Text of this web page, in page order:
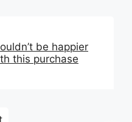
be happier
this purchase